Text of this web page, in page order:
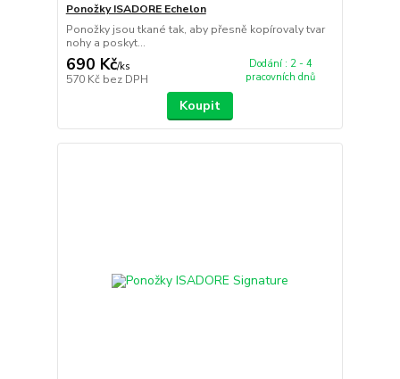
Ponožky ISADORE Echelon
Ponožky jsou tkané tak, aby přesně kopírovaly tvar
nohy a poskyt...
690 Kč/ks
570 Kč bez DPH
Dodání : 2 - 4
pracovních dnů
Koupit